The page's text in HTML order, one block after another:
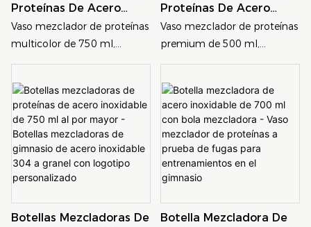
temperatura perfecta y
ofrece un rendimiento a
prueba de fugas. Su vibrante
ideal para ir al trabajo,
aventuras al aire libre, la
oficina o tus recados diarios.
alimentario, esta botella
isotérmica mantiene tus
batidos de proteínas, pre-
resistiendo olores, manchas y
corrosión. Ideal para quienes
van al gimnasio, atletas y
entusiastas del fitness,
combina un rendimiento a
prueba de fugas, un filtro de
práctica para llevarla contigo
Proteínas De Acero
Inoxidable SS304 De 750
Ml | Vaso Mezclador De
Batidos De Proteínas En
Polvo (venta Al Por
Mayor)
Vaso mezclador de proteínas
multicolor de 750 ml,
fabricado en acero
uso alimentario y tapa
abatible de plástico PP
resistente. Marcas de
volumen en relieve para una
mezcla precisa de
suplementos. Dimensiones:
9,3 × 22 cm. Empaquetado
en cajas de exportación de
Proteínas De Acero
Inoxidable De 500 Ml |
Vaso Mezclador De
Con Tapa De PP Para
Mezclar Proteína En
Polvo
Vaso mezclador de proteínas
premium de 500 ml,
fabricado con acero
alimenticio y tapa abatible
de plástico PP resistente.
Marcas de volumen en ml y
oz grabadas para un control
preciso de las porciones.
Tamaño individual: 9,3 x 17,7
cm. Empaquetado en cajas
de exportación de 50 x 50 x
Botellas Mezcladoras De
Botella Mezcladora De